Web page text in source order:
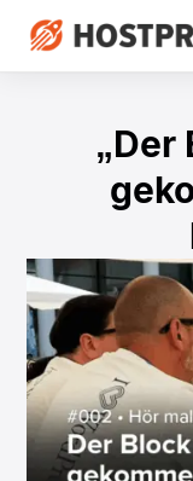
„Der